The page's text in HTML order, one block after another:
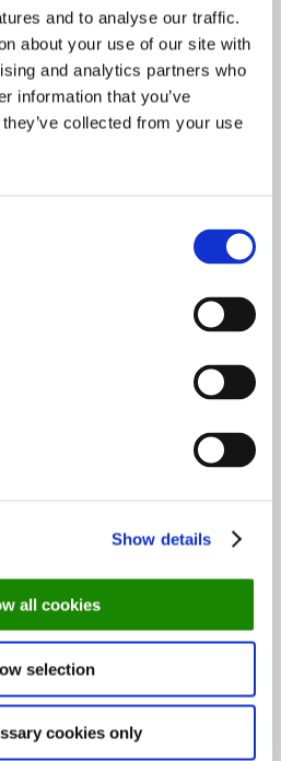
and to analyse our traffic.
about your use of our site with
and analytics partners who
information that you’ve
collected from your use
Show details
all cookies
selection
cookies only
af isterninger
fyldt med et stort stykke is
Years (japansk blommelikør)
minus blomme og
isterninger for at aktivere
og si til rockglas fyldt